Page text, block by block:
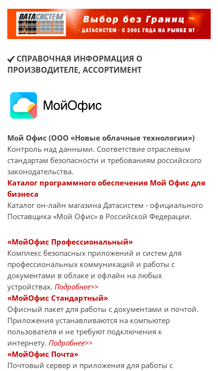
СПРАВОЧНАЯ ИНФОРМАЦИЯ О
ПРОИЗВОДИТЕЛЕ, АССОРТИМЕНТ
Мой Офис (ООО «Новые облачные технологии»)
Контроль над данными. Соответствие отраслевым
стандартам безопасности и требованиям российского
законодательства.
Каталог программного обеспечения Мой Офис для
бизнеса
Каталог он-лайн магазина Датасиcтем - официального
Поставщика «Мой Офис» в Российской Федерации.
«МойОфис Профессиональный»
Комплекс безопасных приложений и систем для
профессиональных коммуникаций и работы с
документами в облаке и офлайн на любых
устройствах. Подробнее>>
«МойОфис Стандартный»
Офисный пакет для работы с документами и почтой.
Приложения устанавливаются на компьютер
пользователя и не требуют подключения к
интернету. Подробнее>>
«МойОфис Почта»
Почтовый сервер и приложения для работы с